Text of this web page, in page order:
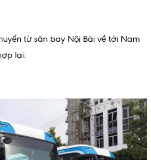
từ sân bay Nội Bài về tới Nam
lại: